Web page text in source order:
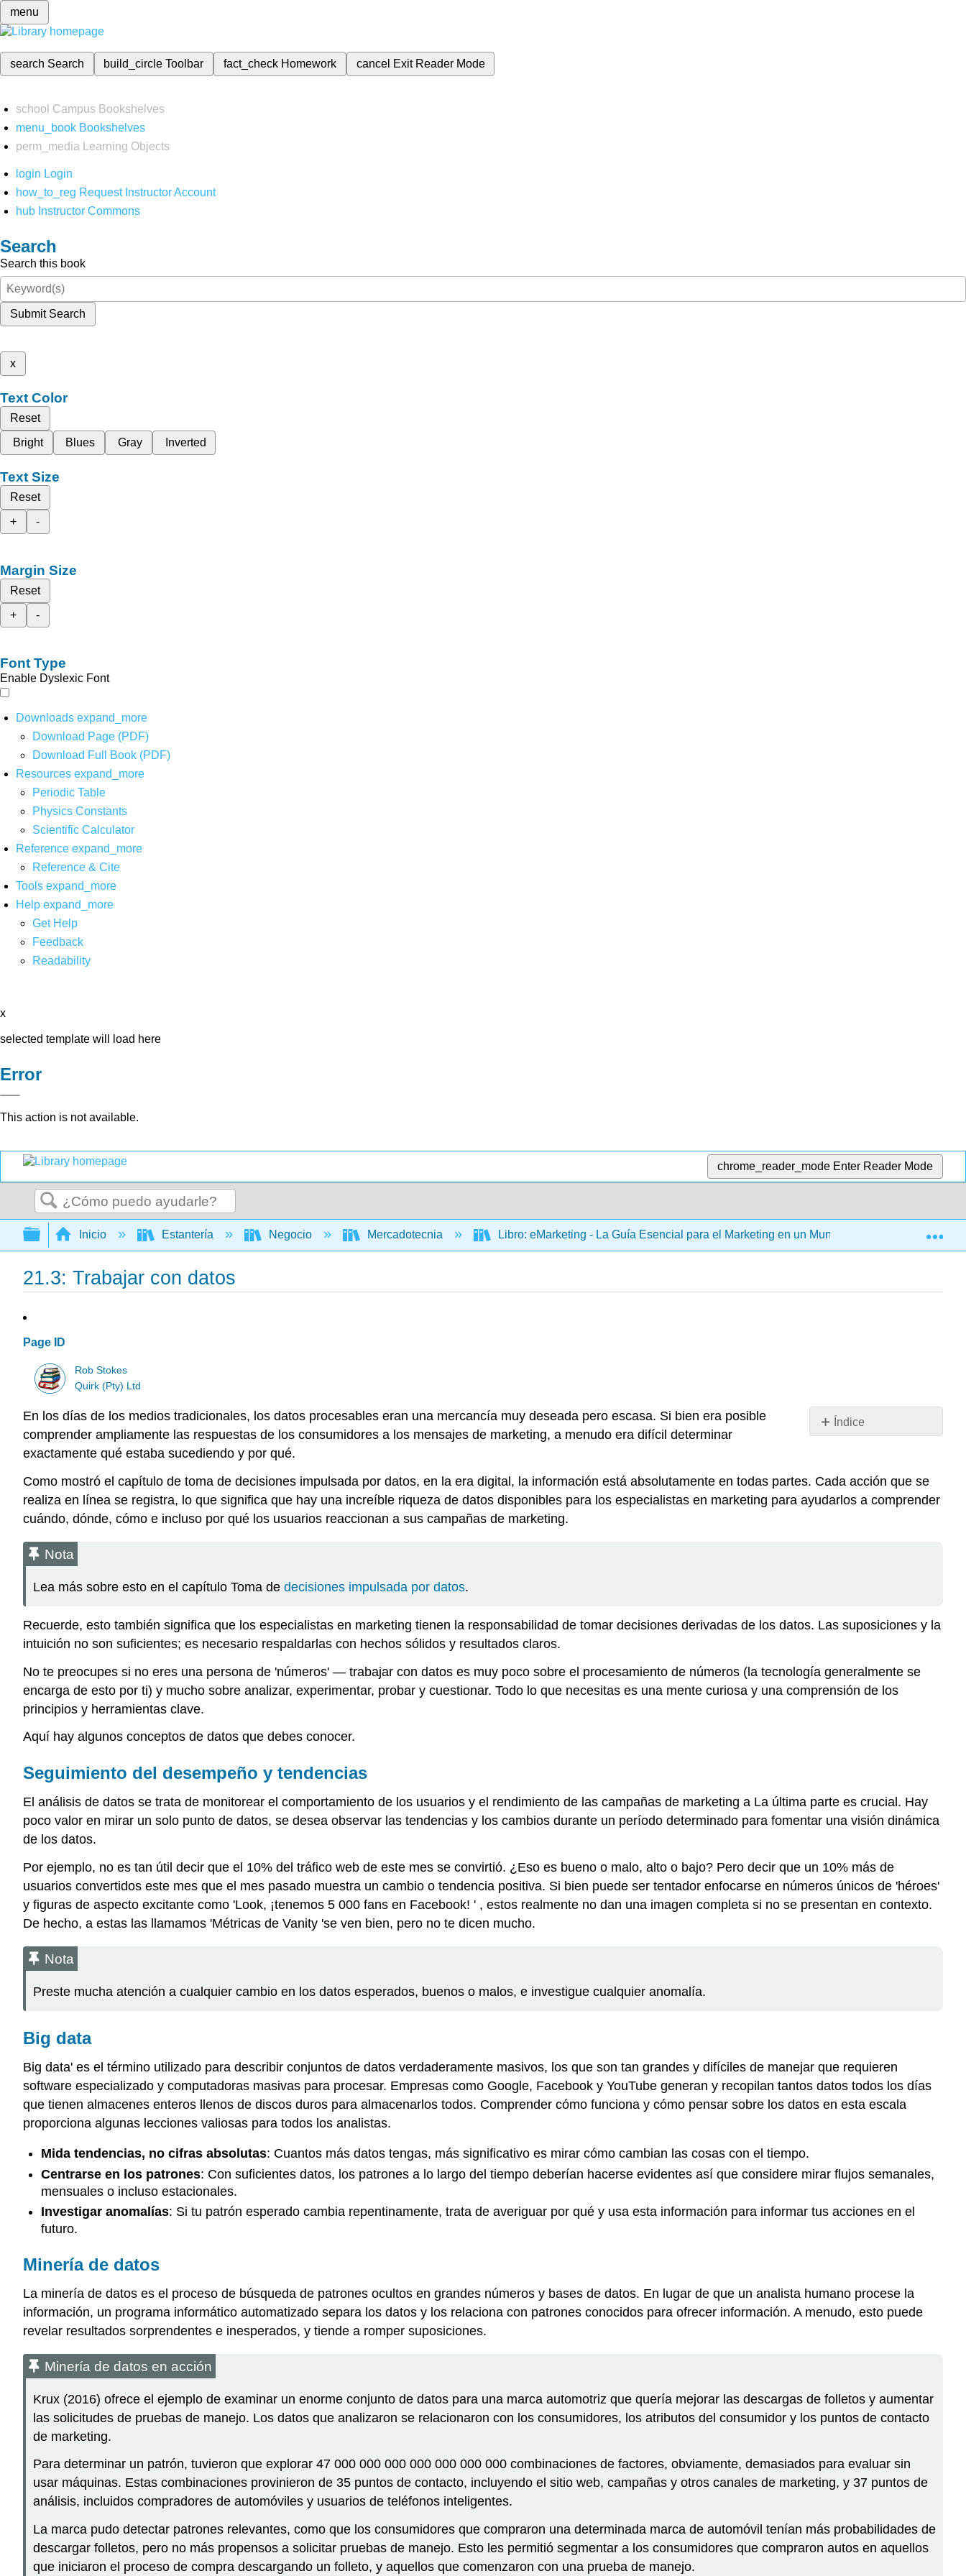
menu
search Search build_circleToolbar fact_check Homework cancel Exit Reader Mode
school Campus Bookshelves
menu_book Bookshelves
perm_media
Learning Objects
login Login
how_to_reg Request Instructor Account
hub Instructor Commons
Search
Search this book
Submit Search
x
Text Color
Reset
Bright
Blues Gray Inverted
Text Size
Reset
+
-
Margin Size
Reset
+
-
Font Type
Enable Dyslexic Font
Downloads expand_more
Download Page (PDF)
Download Full Book (PDF)
Resources expand_more
Periodic Table
Physics Constants
Scientific Calculator
Reference expand_more
Reference & Cite
Tools expand_more
Help expand_more
Get Help
Feedback
Readability
x
selected template will load here
Error
This action is not available.
chrome_reader_mode Enter Reader Mode
Buscar
Expandir/contraer jerarquía global
Inicio Estantería Negocio Mercadotecnia Libro: eMarketing - La Guía Esencial para el Marketing en un Mundo Digital (Stokes)
21.3: Trabajar con datos
Page ID
Rob Stokes
Quirk (Pty) Ltd
Índice
del
desempeño
datos
de
datos
En los días de los medios tradicionales, los datos procesables eran una mercancía muy deseada pero escasa. Si bien era posible
comprender ampliamente las respuestas de los consumidores a los mensajes de marketing, a menudo era difícil determinar
exactamente qué estaba sucediendo y por qué.
Como mostró el capítulo de toma de decisiones impulsada por datos, en la era digital, la información está absolutamente en todas partes. Cada acción que se
realiza en línea se registra, lo que significa que hay una increíble riqueza de datos disponibles para los especialistas en marketing para ayudarlos a comprender
cuándo, dónde, cómo e incluso por qué los usuarios reaccionan a sus campañas de marketing.
Nota
Lea más sobre esto en el capítulo Toma de decisiones impulsada por datos.
Recuerde, esto también significa que los especialistas en marketing tienen la responsabilidad de tomar decisiones derivadas de los datos. Las suposiciones y la
intuición no son suficientes; es necesario respaldarlas con hechos sólidos y resultados claros.
No te preocupes si no eres una persona de 'números' — trabajar con datos es muy poco sobre el procesamiento de números (la tecnología generalmente se
encarga de esto por ti) y mucho sobre analizar, experimentar, probar y cuestionar. Todo lo que necesitas es una mente curiosa y una comprensión de los
principios y herramientas clave.
Aquí hay algunos conceptos de datos que debes conocer.
Seguimiento del desempeño y tendencias
El análisis de datos se trata de monitorear el comportamiento de los usuarios y el rendimiento de las campañas de marketing a La última parte es crucial. Hay
poco valor en mirar un solo punto de datos, se desea observar las tendencias y los cambios durante un período determinado para fomentar una visión dinámica
de los datos.
Por ejemplo, no es tan útil decir que el 10% del tráfico web de este mes se convirtió. ¿Eso es bueno o malo, alto o bajo? Pero decir que un 10% más de
usuarios convertidos este mes que el mes pasado muestra un cambio o tendencia positiva. Si bien puede ser tentador enfocarse en números únicos de 'héroes'
y figuras de aspecto excitante como 'Look, ¡tenemos 5 000 fans en Facebook! ' , estos realmente no dan una imagen completa si no se presentan en contexto.
De hecho, a estas las llamamos 'Métricas de Vanity 'se ven bien, pero no te dicen mucho.
Nota
Preste mucha atención a cualquier cambio en los datos esperados, buenos o malos, e investigue cualquier anomalía.
Big data
Big data' es el término utilizado para describir conjuntos de datos verdaderamente masivos, los que son tan grandes y difíciles de manejar que requieren
software especializado y computadoras masivas para procesar. Empresas como Google, Facebook y YouTube generan y recopilan tantos datos todos los días
que tienen almacenes enteros llenos de discos duros para almacenarlos todos. Comprender cómo funciona y cómo pensar sobre los datos en esta escala
proporciona algunas lecciones valiosas para todos los analistas.
Mida tendencias, no cifras absolutas: Cuantos más datos tengas, más significativo es mirar cómo cambian las cosas con el tiempo.
Centrarse en los patrones: Con suficientes datos, los patrones a lo largo del tiempo deberían hacerse evidentes así que considere mirar flujos semanales,
mensuales o incluso estacionales.
Investigar anomalías: Si tu patrón esperado cambia repentinamente, trata de averiguar por qué y usa esta información para informar tus acciones en el
futuro.
Minería de datos
La minería de datos es el proceso de búsqueda de patrones ocultos en grandes números y bases de datos. En lugar de que un analista humano procese la
información, un programa informático automatizado separa los datos y los relaciona con patrones conocidos para ofrecer información. A menudo, esto puede
revelar resultados sorprendentes e inesperados, y tiende a romper suposiciones.
Minería de datos en acción
Krux (2016) ofrece el ejemplo de examinar un enorme conjunto de datos para una marca automotriz que quería mejorar las descargas de folletos y aumentar
las solicitudes de pruebas de manejo. Los datos que analizaron se relacionaron con los consumidores, los atributos del consumidor y los puntos de contacto
de marketing.
Para determinar un patrón, tuvieron que explorar 47 000 000 000 000 000 000 000 combinaciones de factores, obviamente, demasiados para evaluar sin
usar máquinas. Estas combinaciones provinieron de 35 puntos de contacto, incluyendo el sitio web, campañas y otros canales de marketing, y 37 puntos de
análisis, incluidos compradores de automóviles y usuarios de teléfonos inteligentes.
La marca pudo detectar patrones relevantes, como que los consumidores que compraron una determinada marca de automóvil tenían más probabilidades de
descargar folletos, pero no más propensos a solicitar pruebas de manejo. Esto les permitió segmentar a los consumidores que compraron autos en aquellos
que iniciaron el proceso de compra descargando un folleto, y aquellos que comenzaron con una prueba de manejo.